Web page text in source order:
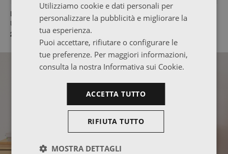
Letto 105 con cassetti
223,99 €
TESTA
Letto 105 con cassetti
Utilizziamo cookie e dati personali per
personalizzare la pubblicità e migliorare la
tua esperienza.
Puoi accettare, rifiutare o configurare le
tue preferenze. Per maggiori informazioni,
consulta la nostra Informativa sui Cookie.
ACCETTA TUTTO
RIFIUTA TUTTO
MOSTRA DETTAGLI